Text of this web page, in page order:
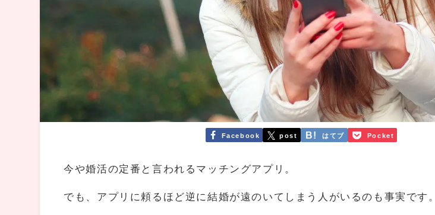
Facebook post はてブ Pocket
今や婚活の定番と言われるマッチングアプリ。
でも、アプリに頼るほど逆に結婚が遠のいてしまう人がいるのも事実です。